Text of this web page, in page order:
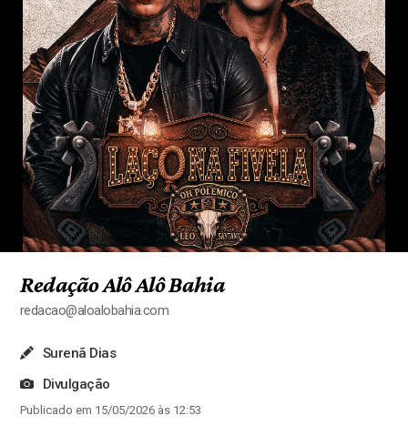
Redação Alô Alô Bahia
redacao@aloalobahia.com
Surenã Dias
Divulgação
Publicado em 15/05/2026 às 12:53